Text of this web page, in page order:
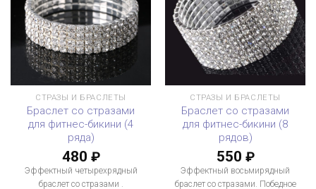
СТРАЗЫ И БРАСЛЕТЫ
Браслет со стразами
для фитнес-бикини (4
ряда)
480 ₽
Эффектный четырехрядный
браслет со стразами .
СТРАЗЫ И БРАСЛЕТЫ
Браслет со стразами
для фитнес-бикини (8
рядов)
550 ₽
Эффектный восьмирядный
браслет со стразами. Победное